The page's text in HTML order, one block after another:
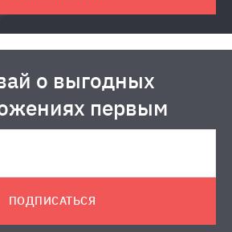
о выгодных
первым
ПОДПИСАТЬСЯ